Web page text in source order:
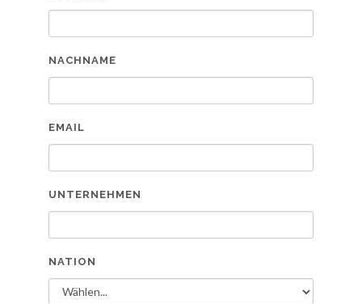
NACHNAME
EMAIL
UNTERNEHMEN
NATION